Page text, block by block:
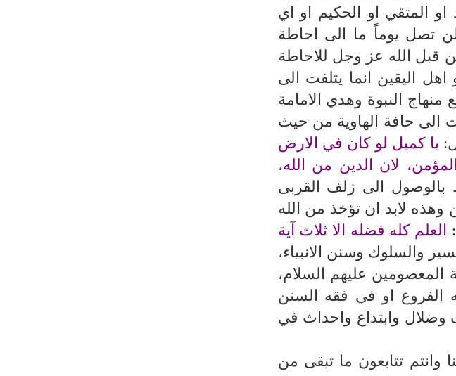
المتقي او الحكيم او اي
تصل يوماً ما الى احاطة
من قبل الله عز وجل للاحاطة
اليقين انما يتلفت الى
النبوة وهدي الامامة
الى حافة الهاوية من حيث
يا كميل لو كان في الارض
لان الدين من الله،
بالوصول الى زلف القربى
وهذه لابد ان تؤخذ من الله
العلم كله فضله الا ثلاث آية
والسلوك وسنن الانبياء،
المعصومين عليهم السلام،
الفروع او في فقه السنن
وضلال وابتداع واحداث في
تتابعون ما تبقى من